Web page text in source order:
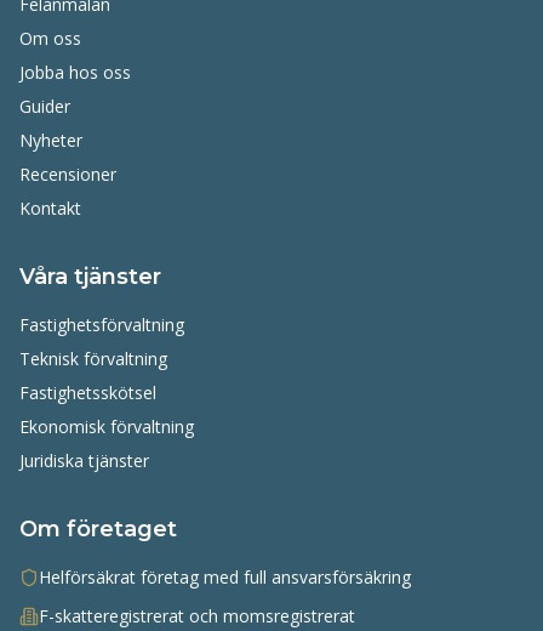
Om oss
Jobba hos oss
Guider
Nyheter
Recensioner
Kontakt
Våra tjänster
Fastighetsförvaltning
Teknisk förvaltning
Fastighetsskötsel
Ekonomisk förvaltning
Juridiska tjänster
Om företaget
Helförsäkrat företag med full ansvarsförsäkring
F-skatteregistrerat och momsregistrerat